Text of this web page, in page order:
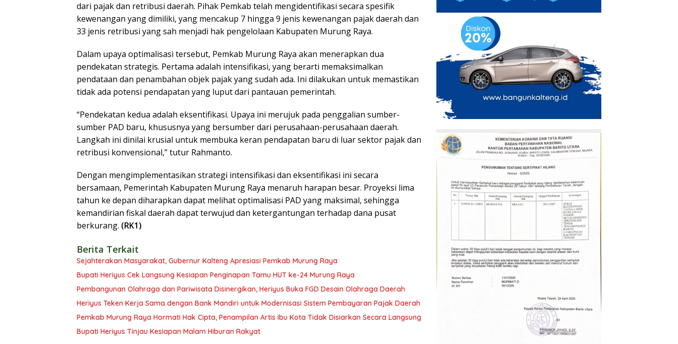
dari pajak dan retribusi daerah. Pihak Pemkab telah mengidentifikasi secara spesifik
kewenangan yang dimiliki, yang mencakup 7 hingga 9 jenis kewenangan pajak daerah dan
33 jenis retribusi yang sah menjadi hak pengelolaan Kabupaten Murung Raya.
Dalam upaya optimalisasi tersebut, Pemkab Murung Raya akan menerapkan dua
pendekatan strategis. Pertama adalah intensifikasi, yang berarti memaksimalkan
pendataan dan penambahan objek pajak yang sudah ada. Ini dilakukan untuk memastikan
tidak ada potensi pendapatan yang luput dari pantauan pemerintah.
“Pendekatan kedua adalah eksentifikasi. Upaya ini merujuk pada penggalian sumber-
sumber PAD baru, khususnya yang bersumber dari perusahaan-perusahaan daerah.
Langkah ini dinilai krusial untuk membuka keran pendapatan baru di luar sektor pajak dan
retribusi konvensional,” tutur Rahmanto.
Dengan mengimplementasikan strategi intensifikasi dan eksentifikasi ini secara
bersamaan, Pemerintah Kabupaten Murung Raya menaruh harapan besar. Proyeksi lima
tahun ke depan diharapkan dapat melihat optimalisasi PAD yang maksimal, sehingga
kemandirian fiskal daerah dapat terwujud dan ketergantungan terhadap dana pusat
berkurang. (RK1)
Berita Terkait
Sejahterakan Masyarakat, Gubernur Kalteng Apresiasi Pemkab Murung Raya
Bupati Heriyus Cek Langsung Kesiapan Penginapan Tamu HUT ke-24 Murung Raya
Pembangunan Olahraga dan Pariwisata Disinergikan, Heriyus Buka FGD Desain Olahraga Daerah
Heriyus Teken Kerja Sama dengan Bank Mandiri untuk Modernisasi Sistem Pembayaran Pajak Daerah
Pemkab Murung Raya Hormati Hak Cipta, Penampilan Artis Ibu Kota Tidak Disiarkan Secara Langsung
Bupati Heriyus Tinjau Kesiapan Malam Hiburan Rakyat